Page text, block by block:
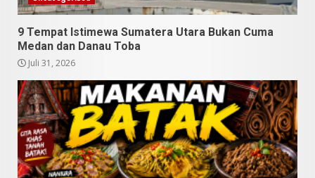
9 Tempat Istimewa Sumatera Utara Bukan Cuma
Medan dan Danau Toba
Juli 31, 2026
4
5
Mei 25, 2026
Pesona Sumatera Utara,
Tradisi Rondang Bittang yang
Mendunia